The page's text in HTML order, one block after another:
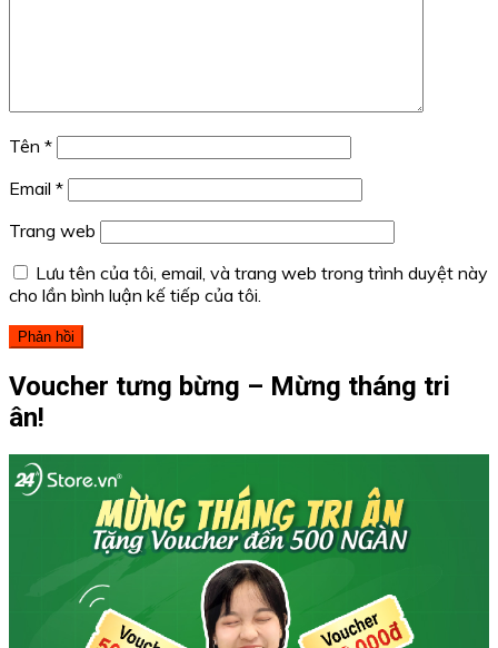
Tên *
Email *
Trang web
Lưu tên của tôi, email, và trang web trong trình duyệt này
cho lần bình luận kế tiếp của tôi.
Voucher tưng bừng – Mừng tháng tri
ân!